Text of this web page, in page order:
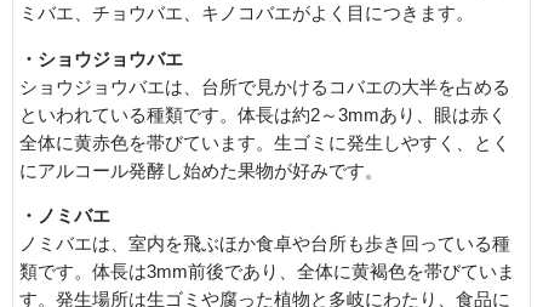
ミバエ、チョウバエ、キノコバエがよく目につきます。
・ショウジョウバエ
ショウジョウバエは、台所で見かけるコバエの大半を占める
といわれている種類です。体長は約2～3mmあり、眼は赤く
全体に黄赤色を帯びています。生ゴミに発生しやすく、とく
にアルコール発酵し始めた果物が好みです。
・ノミバエ
ノミバエは、室内を飛ぶほか食卓や台所も歩き回っている種
類です。体長は3mm前後であり、全体に黄褐色を帯びていま
す。発生場所は生ゴミや腐った植物と多岐にわたり、食品に